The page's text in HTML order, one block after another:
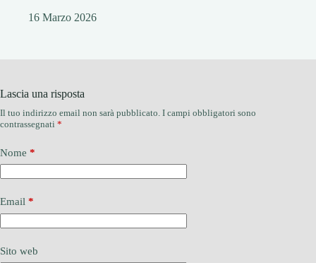
16 Marzo 2026
Lascia una risposta
Il tuo indirizzo email non sarà pubblicato. I campi obbligatori sono
contrassegnati *
Nome *
Email *
Sito web